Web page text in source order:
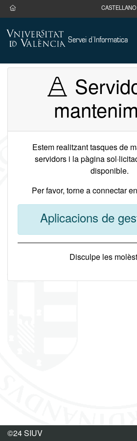
Anar al contingut
home CASTELLANO
Servei d'Informatica
Estem realitzant tasques de
servidors i la pàgina
disponible.
Per favor, torne a connectar
Aplicacions de
Disculpe les
©24 SIUV